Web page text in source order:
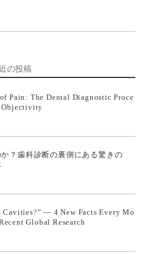
の投稿
Pain: The Dental Diagnostic Proce
Objectivity
？歯科診断の裏側にある驚きの
— 4 New Facts Every Mo
Global Research